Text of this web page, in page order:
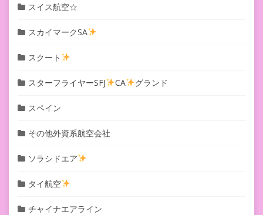
スイス航空☆
スカイマークSA
スクート
スターフライヤーSFJ CA グランド
スペイン
その他外資系航空会社
ソラシドエア
タイ航空
チャイナエアライン